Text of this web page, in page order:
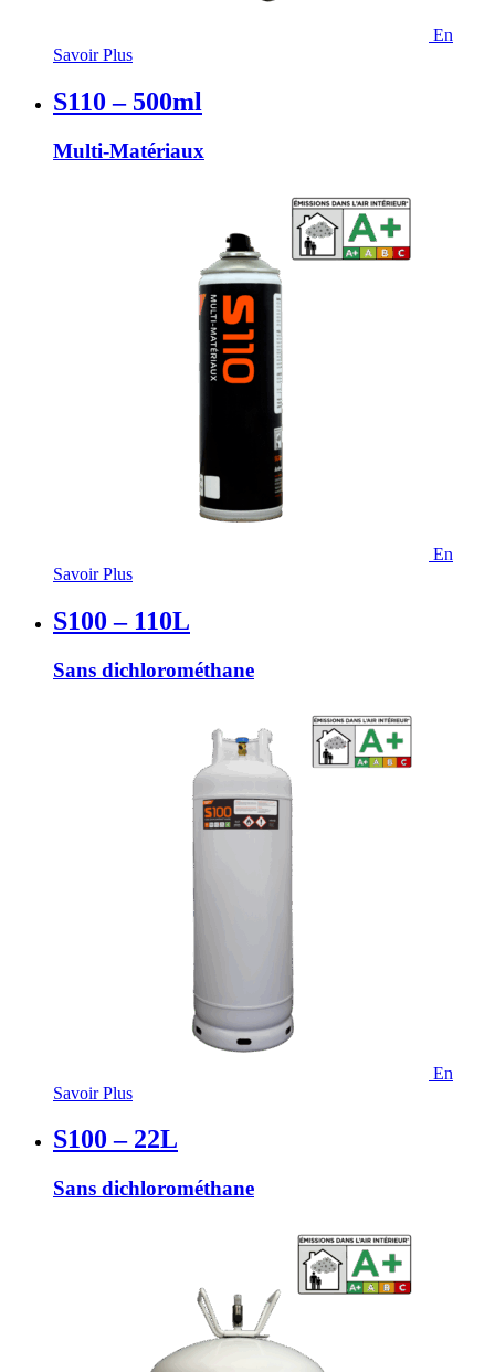
En
Savoir Plus
S110 – 500ml
Multi-Matériaux
En
Savoir Plus
S100 – 110L
Sans dichlorométhane
En
Savoir Plus
S100 – 22L
Sans dichlorométhane